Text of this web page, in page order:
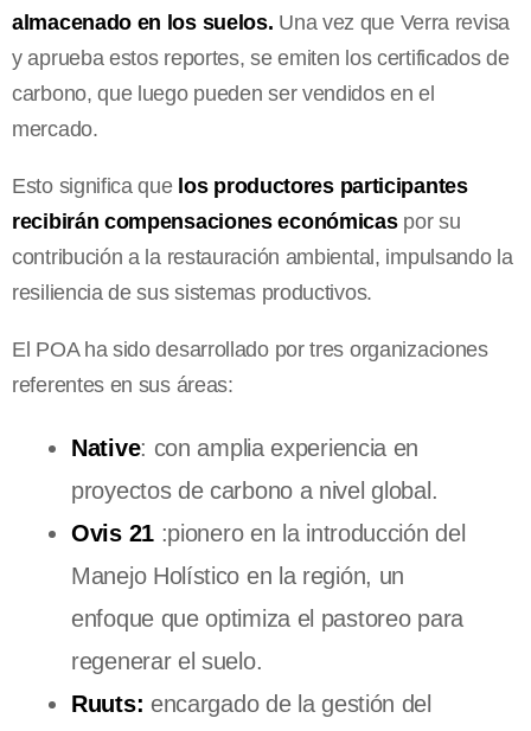
almacenado en los suelos. Una vez que Verra revisa
y aprueba estos reportes, se emiten los certificados de
carbono, que luego pueden ser vendidos en el
mercado.
Esto significa que los productores participantes
recibirán compensaciones económicaspor su
contribución a la restauración ambiental, impulsando la
resiliencia de sus sistemas productivos.
El POA ha sido desarrollado por tres organizaciones
referentes en sus áreas:
Native: con amplia experiencia en
proyectos de carbono a nivel global.
Ovis 21 :pionero en la introducción del
Manejo Holístico en la región, un
enfoque que optimiza el pastoreo para
regenerar el suelo.
Ruuts: encargado de la gestión del